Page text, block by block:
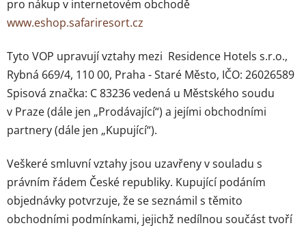
pro nákup v internetovém obchodě
www.eshop.safariresort.cz
Tyto VOP upravují vztahy mezi Residence Hotels s.r.o.,
Rybná 669/4, 110 00, Praha - Staré Město, IČO: 26026589
Spisová značka: C 83236 vedená u Městského soudu
v Praze(dále jen „Prodávající“) a jejími obchodními
partnery (dále jen „Kupující“).
Veškeré smluvní vztahy jsou uzavřeny v souladu s
právním řádem České republiky. Kupující podáním
objednávky potvrzuje, že se seznámil s těmito
obchodními podmínkami, jejichž nedílnou součást tvoří